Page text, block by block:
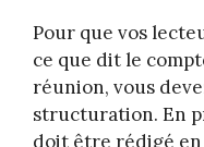
Pour que vos
ce que dit le
réunion, vous
structuration. En
doit être rédigé